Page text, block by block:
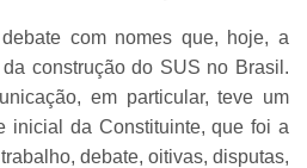
com nomes que, hoje, a
construção do SUS no Brasil.
em particular, teve um
inicial da Constituinte, que foi a
debate, oitivas, disputas,